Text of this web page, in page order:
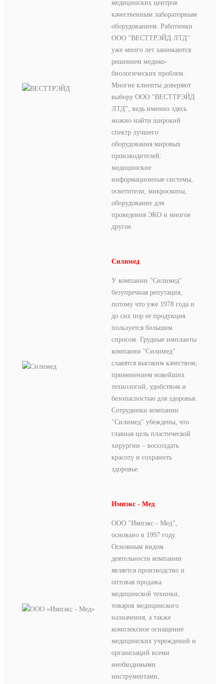
медицинских центров
качественным лабораторным
оборудованием. Работники
ООО "ВЕСТТРЭЙД ЛТД"
уже много лет занимаются
решением медико-
биологических проблем.
Многие клиенты доверяют
выбору ООО "ВЕСТТРЭЙД
ЛТД", ведь именно здесь
можно найти широкий
спектр лучшего
оборудования мировых
производителей:
медицинские
информационные системы,
осветители, микроскопы,
оборудование для
проведения ЭКО и многое
другое.
Силимед
У компании "Силимед"
безупречная репутация,
потому что уже 1978 года и
до сих пор ее продукция
пользуется большим
спросом. Грудные импланты
компании "Силимед"
славятся высоким качеством,
применением новейших
технологий, удобством и
безопасностью для здоровья.
Сотрудники компании
"Силимед" убеждены, что
главная цель пластической
хирургии – воссоздать
красоту и сохранить
здоровье.
Импэкс - Мед
ООО "Импэкс - Мед",
основано в 1997 году.
Основным видом
деятельности компании
является производство и
оптовая продажа
медицинской техники,
товаров медицинского
назначения, а также
комплексное оснащение
медицинских учреждений и
организаций всеми
необходимыми
инструментами,